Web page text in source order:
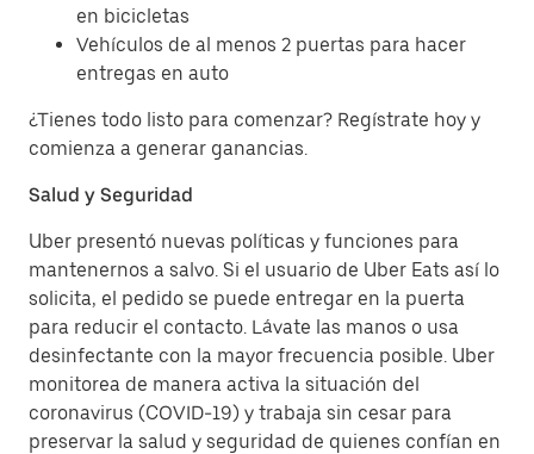
en bicicletas
Vehículos de al menos 2 puertas para hacer
entregas en auto
¿Tienes todo listo para comenzar? Regístrate hoy y
comienza a generar ganancias.
Salud y Seguridad
Uber presentó nuevas políticas y funciones para
mantenernos a salvo. Si el usuario de Uber Eats así lo
solicita, el pedido se puede entregar en la puerta
para reducir el contacto. Lávate las manos o usa
desinfectante con la mayor frecuencia posible. Uber
monitorea de manera activa la situación del
coronavirus (COVID-19) y trabaja sin cesar para
preservar la salud y seguridad de quienes confían en